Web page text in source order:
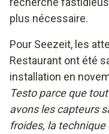
plus nécessaire.
Pour Seezeit, les
Restaurant ont été
installation en
Testo parce que
avons les capteurs
froides, la